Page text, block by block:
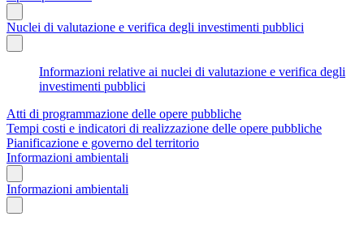
Nuclei di valutazione e verifica degli investimenti pubblici
Informazioni relative ai nuclei di valutazione e verifica degli
investimenti pubblici
Atti di programmazione delle opere pubbliche
Tempi costi e indicatori di realizzazione delle opere pubbliche
Pianificazione e governo del territorio
Informazioni ambientali
Informazioni ambientali